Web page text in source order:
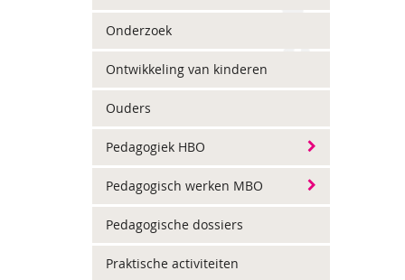
Onderzoek
Ontwikkeling van kinderen
Ouders
Pedagogiek HBO
Pedagogisch werken MBO
Pedagogische dossiers
Praktische activiteiten